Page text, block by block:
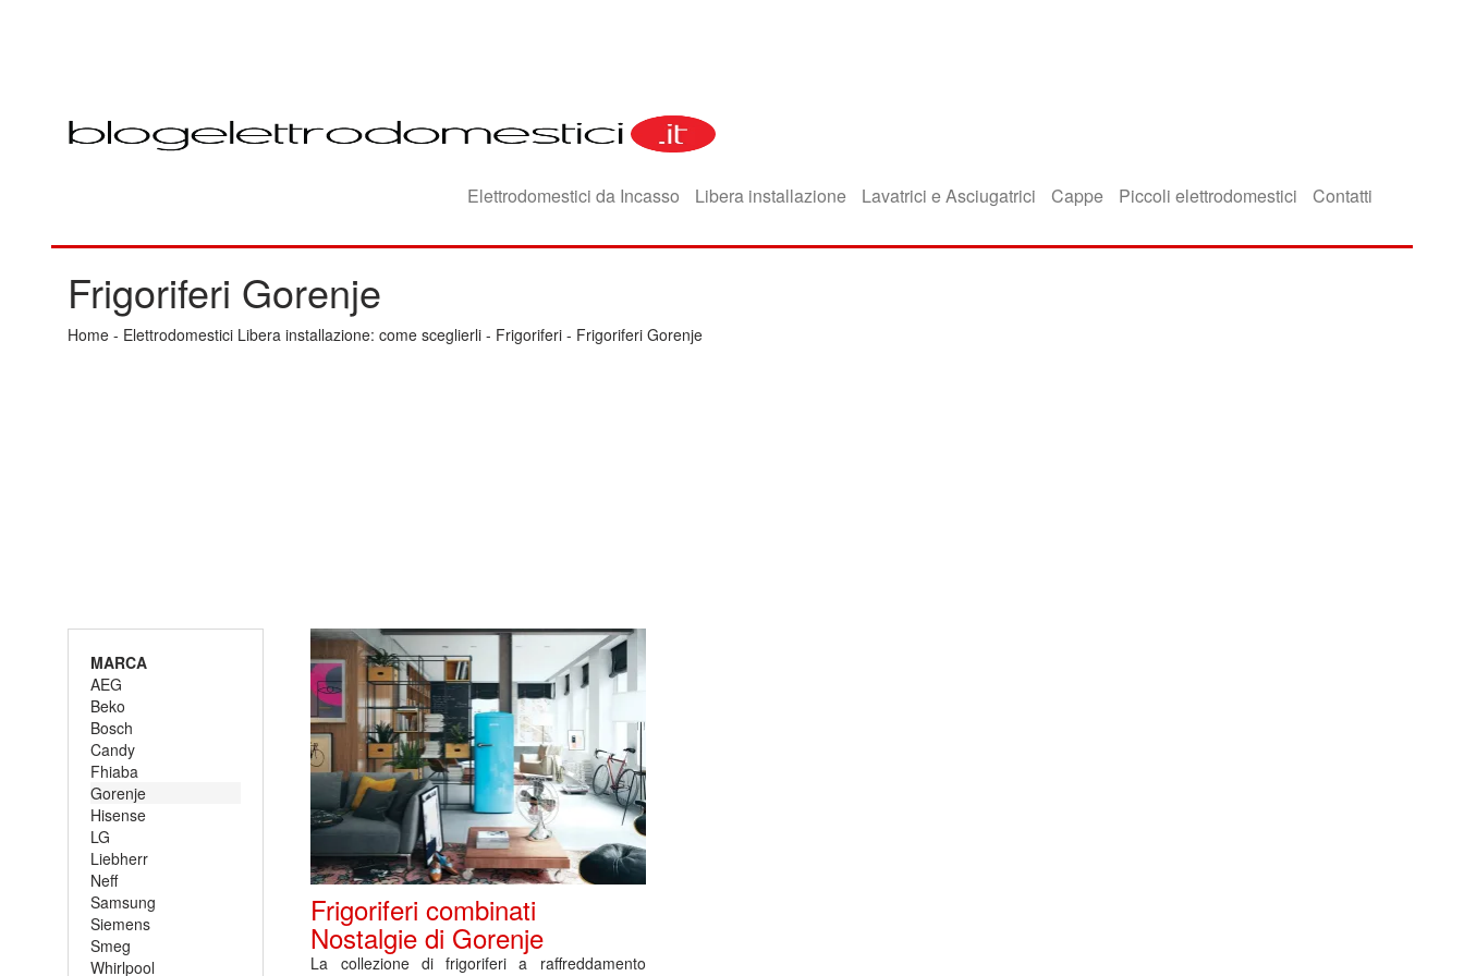
Elettrodomestici da Incasso Libera installazione Lavatrici e Asciugatrici Cappe Piccoli elettrodomestici Contatti
Frigoriferi Gorenje
Home - Elettrodomestici Libera installazione: come sceglierli - Frigoriferi - Frigoriferi Gorenje
MARCA
AEG
Beko
Bosch
Candy
Fhiaba
Gorenje
Hisense
LG
Liebherr
Neff
Samsung
Siemens
Smeg
Whirlpool
Frigoriferi combinati
Nostalgie di Gorenje
La collezione di frigoriferi a raffreddamento